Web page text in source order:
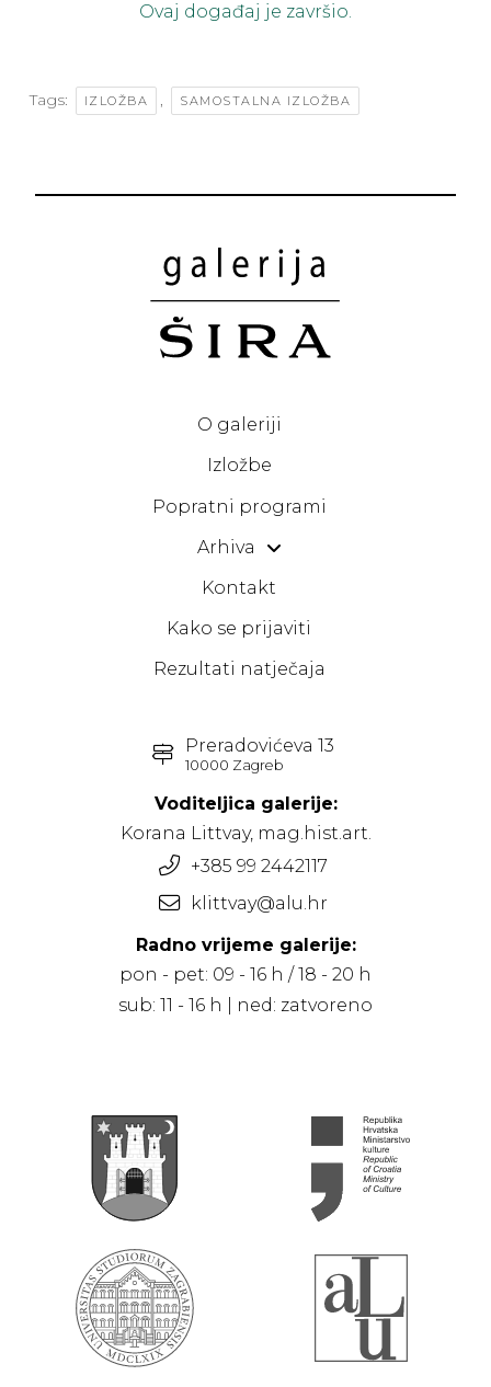
Ovaj događaj je završio.
Tags: IZLOŽBA , SAMOSTALNA IZLOŽBA
O galeriji
Izložbe
Popratni programi
Arhiva
Kontakt
Kako se prijaviti
Rezultati natječaja
Preradovićeva 13
10000 Zagreb
Voditeljica galerije:
Korana Littvay, mag.hist.art.
+385 99 2442117
klittvay@alu.hr
Radno vrijeme galerije:
pon - pet: 09 - 16 h / 18 - 20 h
sub: 11 - 16 h | ned: zatvoreno